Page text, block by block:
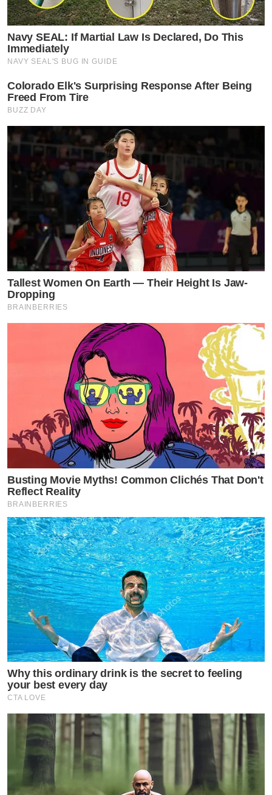
Navy SEAL: If Martial Law Is Declared, Do This
Immediately
NAVY SEAL'S BUG IN GUIDE
Colorado Elk's Surprising Response After Being
Freed From Tire
BUZZ DAY
Tallest Women On Earth — Their Height Is Jaw-
Dropping
BRAINBERRIES
Busting Movie Myths! Common Clichés That Don't
Reflect Reality
BRAINBERRIES
Why this ordinary drink is the secret to feeling
your best every day
CTA LOVE